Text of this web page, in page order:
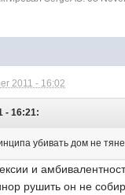
2011 - 16:02
- 16:21:
убивать дом не
и
рушить он не